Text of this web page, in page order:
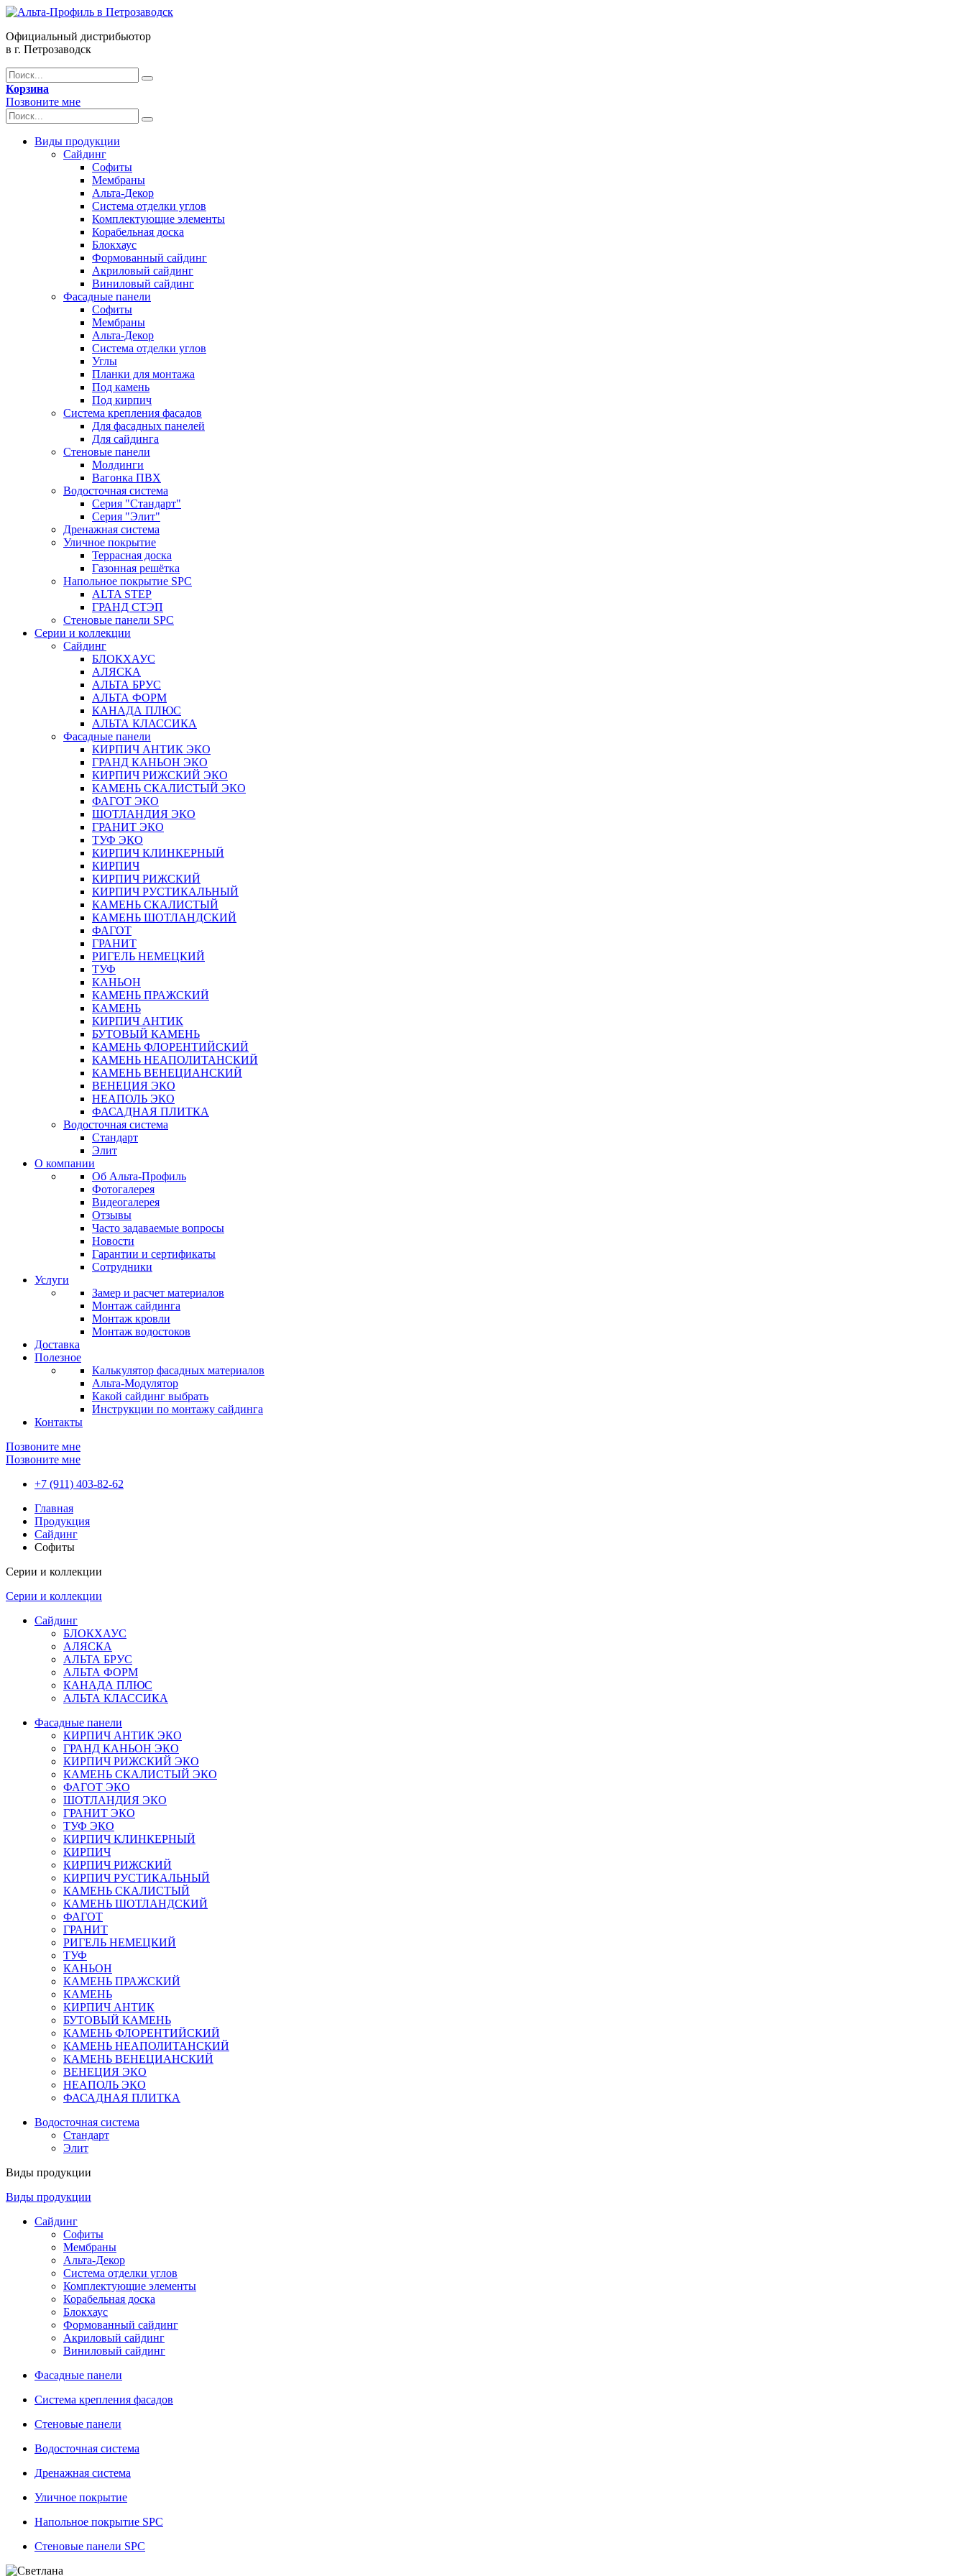
Официальный дистрибьютор
в г. Петрозаводск
Корзина
Позвоните мне
Виды продукции
Сайдинг
Софиты
Мембраны
Альта-Декор
Система отделки углов
Комплектующие элементы
Корабельная доска
Блокхаус
Формованный сайдинг
Акриловый сайдинг
Виниловый сайдинг
Фасадные панели
Софиты
Мембраны
Альта-Декор
Система отделки углов
Углы
Планки для монтажа
Под камень
Под кирпич
Система крепления фасадов
Для фасадных панелей
Для сайдинга
Стеновые панели
Молдинги
Вагонка ПВХ
Водосточная система
Серия "Стандарт"
Серия "Элит"
Дренажная система
Уличное покрытие
Террасная доска
Газонная решётка
Напольное покрытие SPC
ALTA STEP
ГРАНД СТЭП
Стеновые панели SPC
Серии и коллекции
Сайдинг
БЛОКХАУС
АЛЯСКА
АЛЬТА БРУС
АЛЬТА ФОРМ
КАНАДА ПЛЮС
АЛЬТА КЛАССИКА
Фасадные панели
КИРПИЧ АНТИК ЭКО
ГРАНД КАНЬОН ЭКО
КИРПИЧ РИЖСКИЙ ЭКО
КАМЕНЬ СКАЛИСТЫЙ ЭКО
ФАГОТ ЭКО
ШОТЛАНДИЯ ЭКО
ГРАНИТ ЭКО
ТУФ ЭКО
КИРПИЧ КЛИНКЕРНЫЙ
КИРПИЧ
КИРПИЧ РИЖСКИЙ
КИРПИЧ РУСТИКАЛЬНЫЙ
КАМЕНЬ СКАЛИСТЫЙ
КАМЕНЬ ШОТЛАНДСКИЙ
ФАГОТ
ГРАНИТ
РИГЕЛЬ НЕМЕЦКИЙ
ТУФ
КАНЬОН
КАМЕНЬ ПРАЖСКИЙ
КАМЕНЬ
КИРПИЧ АНТИК
БУТОВЫЙ КАМЕНЬ
КАМЕНЬ ФЛОРЕНТИЙСКИЙ
КАМЕНЬ НЕАПОЛИТАНСКИЙ
КАМЕНЬ ВЕНЕЦИАНСКИЙ
ВЕНЕЦИЯ ЭКО
НЕАПОЛЬ ЭКО
ФАСАДНАЯ ПЛИТКА
Водосточная система
Стандарт
Элит
О компании
Об Альта-Профиль
Фотогалерея
Видеогалерея
Отзывы
Часто задаваемые вопросы
Новости
Гарантии и сертификаты
Сотрудники
Услуги
Замер и расчет материалов
Монтаж сайдинга
Монтаж кровли
Монтаж водостоков
Доставка
Полезное
Калькулятор фасадных материалов
Альта-Модулятор
Какой сайдинг выбрать
Инструкции по монтажу сайдинга
Контакты
Позвоните мне
Позвоните мне
+7 (911) 403-82-62
Главная
Продукция
Сайдинг
Софиты
Серии и коллекции
Серии и коллекции
Сайдинг
БЛОКХАУС
АЛЯСКА
АЛЬТА БРУС
АЛЬТА ФОРМ
КАНАДА ПЛЮС
АЛЬТА КЛАССИКА
Фасадные панели
КИРПИЧ АНТИК ЭКО
ГРАНД КАНЬОН ЭКО
КИРПИЧ РИЖСКИЙ ЭКО
КАМЕНЬ СКАЛИСТЫЙ ЭКО
ФАГОТ ЭКО
ШОТЛАНДИЯ ЭКО
ГРАНИТ ЭКО
ТУФ ЭКО
КИРПИЧ КЛИНКЕРНЫЙ
КИРПИЧ
КИРПИЧ РИЖСКИЙ
КИРПИЧ РУСТИКАЛЬНЫЙ
КАМЕНЬ СКАЛИСТЫЙ
КАМЕНЬ ШОТЛАНДСКИЙ
ФАГОТ
ГРАНИТ
РИГЕЛЬ НЕМЕЦКИЙ
ТУФ
КАНЬОН
КАМЕНЬ ПРАЖСКИЙ
КАМЕНЬ
КИРПИЧ АНТИК
БУТОВЫЙ КАМЕНЬ
КАМЕНЬ ФЛОРЕНТИЙСКИЙ
КАМЕНЬ НЕАПОЛИТАНСКИЙ
КАМЕНЬ ВЕНЕЦИАНСКИЙ
ВЕНЕЦИЯ ЭКО
НЕАПОЛЬ ЭКО
ФАСАДНАЯ ПЛИТКА
Водосточная система
Стандарт
Элит
Виды продукции
Виды продукции
Сайдинг
Софиты
Мембраны
Альта-Декор
Система отделки углов
Комплектующие элементы
Корабельная доска
Блокхаус
Формованный сайдинг
Акриловый сайдинг
Виниловый сайдинг
Фасадные панели
Система крепления фасадов
Стеновые панели
Водосточная система
Дренажная система
Уличное покрытие
Напольное покрытие SPC
Стеновые панели SPC